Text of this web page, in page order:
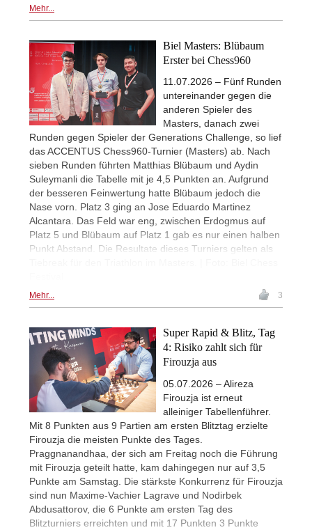
Mehr...
Biel Masters: Blübaum
Erster bei Chess960
11.07.2026 – Fünf Runden
untereinander gegen die
anderen Spieler des
Masters, danach zwei
Runden gegen Spieler der Generations Challenge, so lief
das ACCENTUS Chess960-Turnier (Masters) ab. Nach
sieben Runden führten Matthias Blübaum und Aydin
Suleymanli die Tabelle mit je 4,5 Punkten an. Aufgrund
der besseren Feinwertung hatte Blübaum jedoch die
Nase vorn. Platz 3 ging an Jose Eduardo Martinez
Alcantara. Das Feld war eng, zwischen Erdogmus auf
Platz 5 und Blübaum auf Platz 1 gab es nur einen halben
Punkt Abstand. Die Resultate dieses Turniers gelten als
Mehr... 3
Super Rapid & Blitz, Tag
4: Risiko zahlt sich für
Firouzja aus
05.07.2026 – Alireza
Firouzja ist erneut
alleiniger Tabellenführer.
Mit 8 Punkten aus 9 Partien am ersten Blitztag erzielte
Firouzja die meisten Punkte des Tages.
Praggnanandhaa, der sich am Freitag noch die Führung
mit Firouzja geteilt hatte, kam dahingegen nur auf 3,5
Punkte am Samstag. Die stärkste Konkurrenz für Firouzja
sind nun Maxime-Vachier Lagrave und Nodirbek
Abdusattorov, die 6 Punkte am ersten Tag des
Blitzturniers erreichten und mit 17 Punkten 3 Punkte